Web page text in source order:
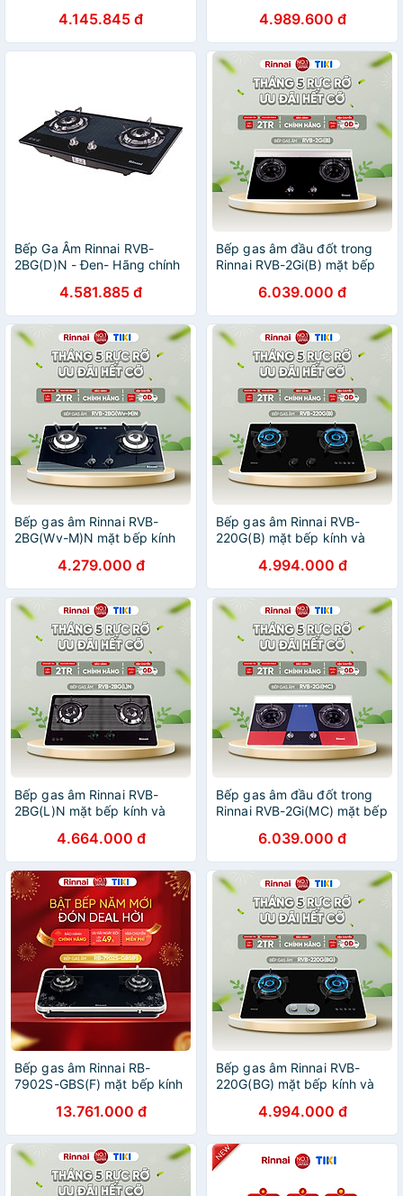
4.145.845 đ 4.989.600 đ
Bếp Ga Âm Rinnai RVB-
2BG(D)N - Đen- Hãng chính
4.581.885 đ
Bếp gas âm đầu đốt trong
Rinnai RVB-2Gi(B) mặt bếp
Hàng chính hãng
6.039.000 đ
Bếp gas âm Rinnai RVB-
2BG(Wv-M)N mặt bếp kính
chính hãng.4.279.000 đ
Bếp gas âm Rinnai RVB-
220G(B) mặt bếp kính và
chính hãng.4.994.000 đ
Bếp gas âm Rinnai RVB-
2BG(L)N mặt bếp kính và
4.664.000 đ
Bếp gas âm đầu đốt trong
Rinnai RVB-2Gi(MC) mặt bếp
Hàng chính hãng
6.039.000 đ
Bếp gas âm Rinnai RB-
7902S-GBS(F) mặt bếp kính
Hàng chính hãng
13.761.000 đ
Bếp gas âm Rinnai RVB-
220G(BG) mặt bếp kính và
chính hãng.4.994.000 đ